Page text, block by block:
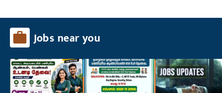
Jobs near you